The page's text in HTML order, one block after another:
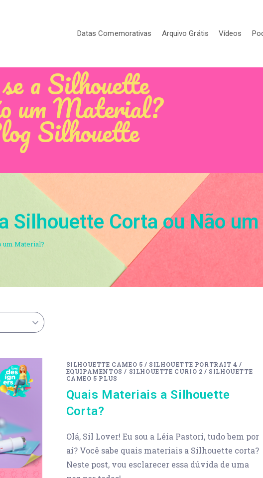
Datas Comemorativas Arquivo Grátis Vídeos
a Silhouette
um Material?
Silhouette
Silhouette Corta ou Não
um Material?
SILHOUETTE CAMEO 5 / SILHOUETTE PORTRAIT 4 /
EQUIPAMENTOS / SILHOUETTE CURIO 2 / SILHOUETTE
CAMEO 5 PLUS
Quais Materiais a Silhouette
Corta?
Olá, Sil Lover! Eu sou a Léia Pastori, tudo bem por
aí? Você sabe quais materiais a Silhouette corta?
Neste post, vou esclarecer essa dúvida de uma